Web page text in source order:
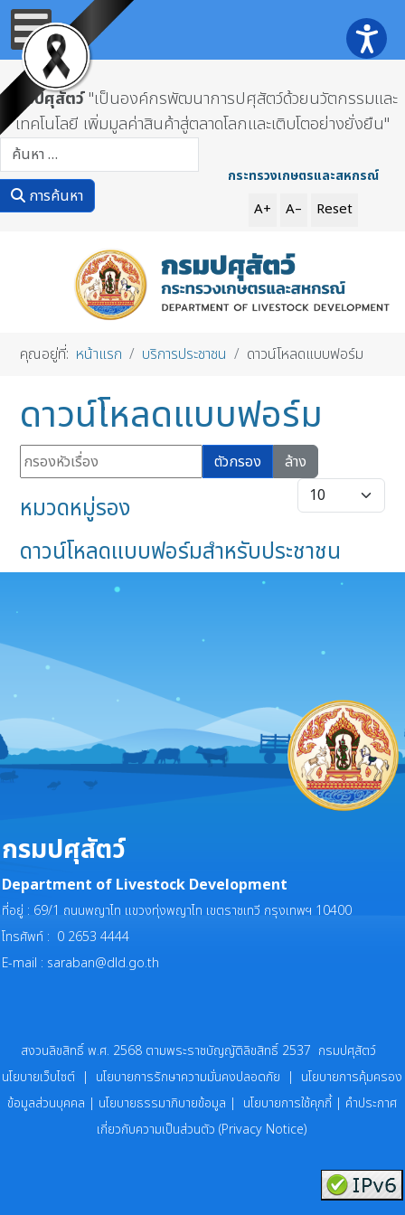
กรมปศุสัตว์"เป็นองค์กรพัฒนาการปศุสัตว์ด้วยนวัตกรรมและ
เทคโนโลยี เพิ่มมูลค่าสินค้าสู่ตลาดโลกและเติบโตอย่างยั่งยืน"
การค้นหา
กระทรวงเกษตรและสหกรณ์
A+ A– Reset
คุณอยู่ที่: หน้าแรก บริการประชาชน ดาวน์โหลดแบบฟอร์ม
ดาวน์โหลดแบบฟอร์ม
กรองหัวเรื่อง ตัวกรอง
ล้าง
แสดง #
หมวดหมู่รอง
ดาวน์โหลดแบบฟอร์มสำหรับประชาชน
กรมปศุสัตว์
Department of Livestock Development
ที่อยู่ : 69/1 ถนนพญาไท แขวงทุ่งพญาไท เขตราชเทวี กรุงเทพฯ 10400
โทรศัพท์ : 0 2653 4444
E-mail : saraban@dld.go.th
สงวนลิขสิทธิ์ พ.ศ. 2568 ตามพระราชบัญญัติลิขสิทธิ์ 2537 กรมปศุสัตว์
นโยบายเว็บไซต์ | นโยบายการรักษาความมั่นคงปลอดภัย | นโยบายการคุ้มครอง
ข้อมูลส่วนบุคคล | นโยบายธรรมาภิบายข้อมูล | นโยบายการใช้คุกกี้ | คำประกาศ
เกี่ยวกับความเป็นส่วนตัว (Privacy Notice)